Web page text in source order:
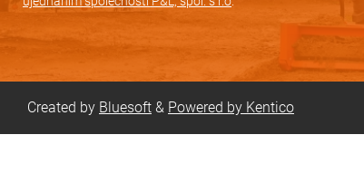
Created by Bluesoft & Powered by Kentico